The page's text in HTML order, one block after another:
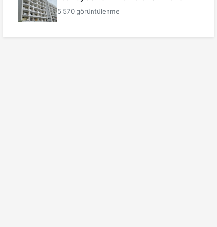
5,570 görüntülenme